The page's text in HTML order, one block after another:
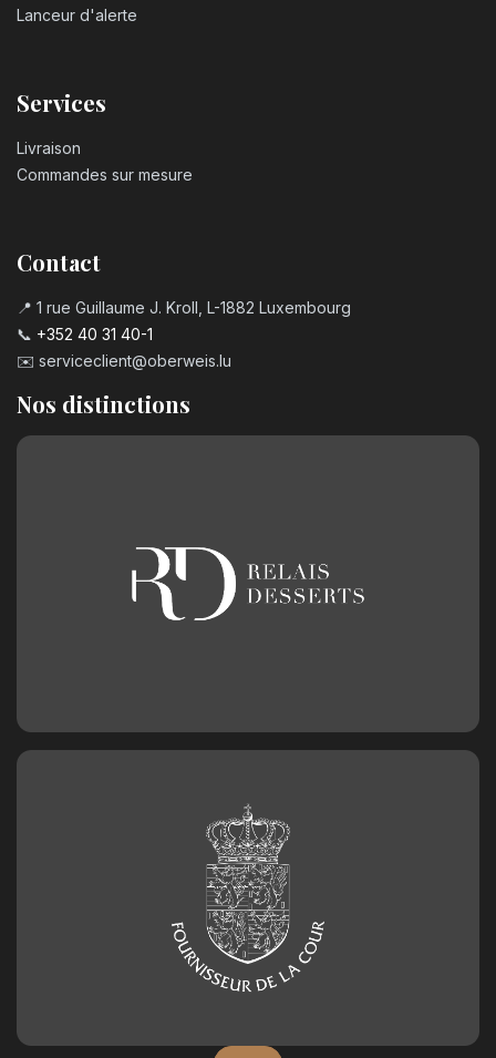
Lanceur d'alerte
Services
Livraison
Commandes sur mesure
Contact
📍 1 rue Guillaume J. Kroll, L-1882 Luxembourg
📞 +352 40 31 40-1
✉️ serviceclient@oberweis.lu
Nos distinctions